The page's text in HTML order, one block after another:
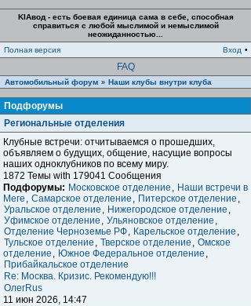
KIAвод - есть боевая единица сама в себе, способная
справиться с любой мыслимой и немыслимой
неожиданностью...
Полная версия
Вход •
FAQ
Автомобильный форум » Наши клубы внутри клуба
Подфорумы
Региональные отделения
Клубные встречи: отчитываемся о прошедших,
объявляем о будущих, общение, насущие вопросы
наших одноклубников по всему миру.
1872 Темы with 179041 Сообщения
Подфорумы: Московское отделение , Наши встречи в
Меге , Самарское отделение , Питерское отделение ,
Уральское отделение , Нижегородское отделение ,
Уфимское отделение , Ульяновское отделение ,
Отделение Черноземье РФ, Карельское отделение ,
Тульское отделение , Тверское отделение , Омское
отделение , Южное Федеральное отделение ,
Прибайкальское отделение
Re: Москва. Кризис. Рекомендую!!!
ОлегRus
11 июн 2026, 14:47